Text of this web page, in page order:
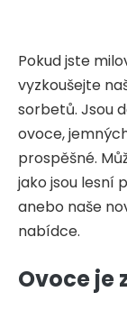
Pokud jste
vyzkoušejte
sorbetů. Jsou
ovoce,
prospěšné.
jako jsou lesní
anebo naše
nabídce.
Ovoce je